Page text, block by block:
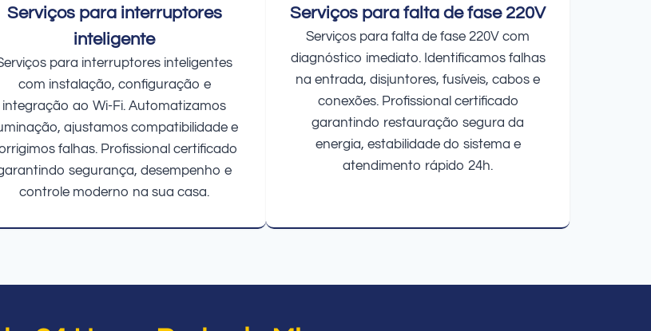
Serviços para interruptores
inteligente
para interruptores inteligentes
com instalação, configuração e
integração ao Wi-Fi. Automatizamos
ajustamos compatibilidade e
falhas. Profissional certificado
segurança, desempenho e
controle moderno na sua casa.
Serviços para falta de fase 220V
Serviços para falta de fase 220V com
diagnóstico imediato. Identificamos falhas
na entrada, disjuntores, fusíveis, cabos e
conexões. Profissional certificado
garantindo restauração segura da
energia, estabilidade do sistema e
atendimento rápido 24h.